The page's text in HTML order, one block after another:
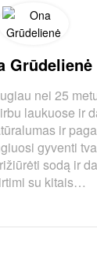
Grūdelienė
nei 25
laukuose ir
ir
gyventi
sodą ir
su kitais…